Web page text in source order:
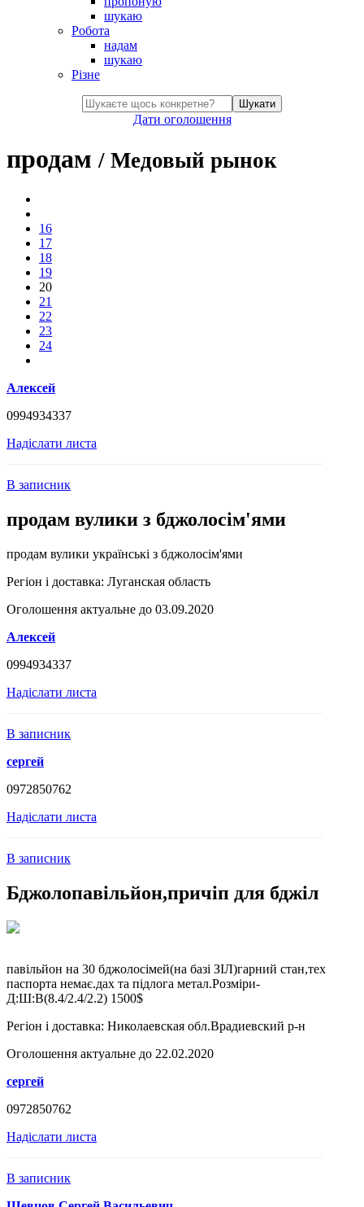
шукаю
Робота
надам
шукаю
Різне
Шукати
Дати оголошення
продам/ Медовый рынок
16
17
18
19
20
21
22
23
24
Алексей
0994934337
Надіслати листа
В записник
продам вулики з бджолосім'ями
продам вулики українські з бджолосім'ями
Регіон і доставка: Луганская область
Оголошення актуальне до 03.09.2020
Алексей
0994934337
Надіслати листа
В записник
сергей
0972850762
Надіслати листа
В записник
Бджолопавільйон,причіп для бджіл
павільйон на 30 бджолосімей(на базі ЗІЛ)гарний стан,тех
паспорта немає.дах та підлога метал.Розміри-
Д:Ш:В(8.4/2.4/2.2) 1500$
Регіон і доставка: Николаевская обл.Врадиевский р-н
Оголошення актуальне до 22.02.2020
сергей
0972850762
Надіслати листа
В записник